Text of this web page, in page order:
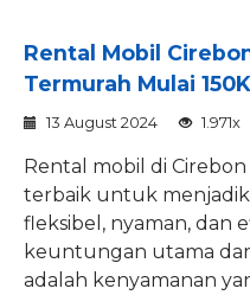
Rental Mobil
Termurah Mulai 150K
13 August 2024 1.971x
Rental mobil di
terbaik untuk
fleksibel, nyaman, dan
keuntungan utama
adalah kenyamanan